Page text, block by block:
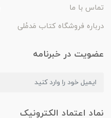
تماس با ما
درباره فروشگاه کتاب مَدمُلی
عضویت در خبرنامه
نماد اعتماد الکترونیک